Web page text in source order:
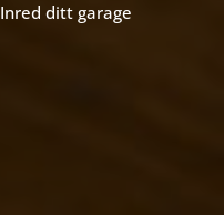
Inred ditt garage